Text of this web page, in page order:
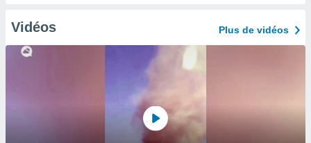
Vidéos Plus de vidéos